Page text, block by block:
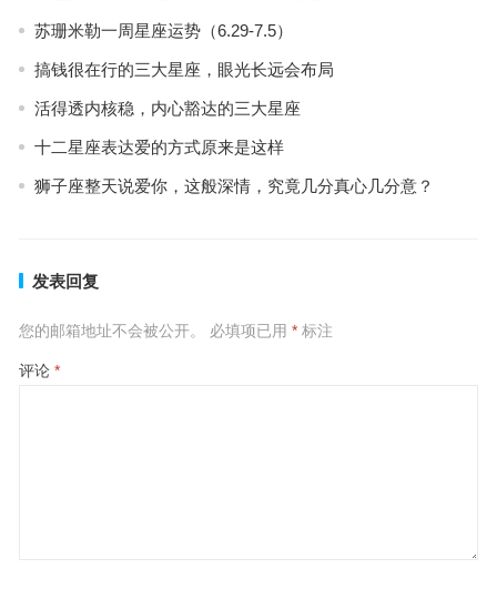
苏珊米勒一周星座运势（6.29-7.5）
搞钱很在行的三大星座，眼光长远会布局
活得透内核稳，内心豁达的三大星座
十二星座表达爱的方式原来是这样
狮子座整天说爱你，这般深情，究竟几分真心几分意？
发表回复
您的邮箱地址不会被公开。 必填项已用 *标注
评论 *